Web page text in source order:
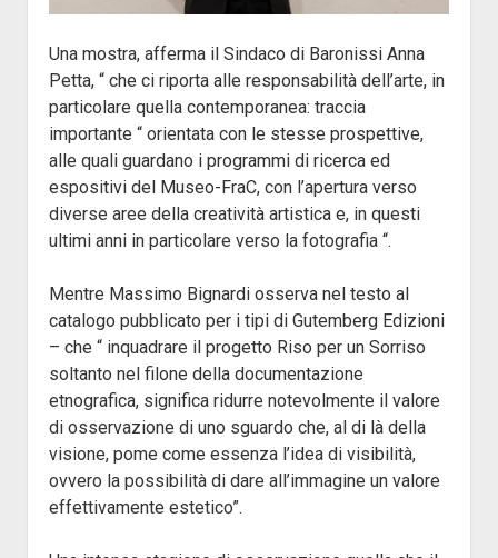
Una mostra, afferma il Sindaco di Baronissi Anna
Petta, “ che ci riporta alle responsabilità dell’arte, in
particolare quella contemporanea: traccia
importante “ orientata con le stesse prospettive,
alle quali guardano i programmi di ricerca ed
espositivi del Museo-FraC, con l’apertura verso
diverse aree della creatività artistica e, in questi
ultimi anni in particolare verso la fotografia “.
Mentre Massimo Bignardi osserva nel testo al
catalogo pubblicato per i tipi di Gutemberg Edizioni
– che “ inquadrare il progetto Riso per un Sorriso
soltanto nel filone della documentazione
etnografica, significa ridurre notevolmente il valore
di osservazione di uno sguardo che, al di là della
visione, pome come essenza l’idea di visibilità,
ovvero la possibilità di dare all’immagine un valore
effettivamente estetico”.